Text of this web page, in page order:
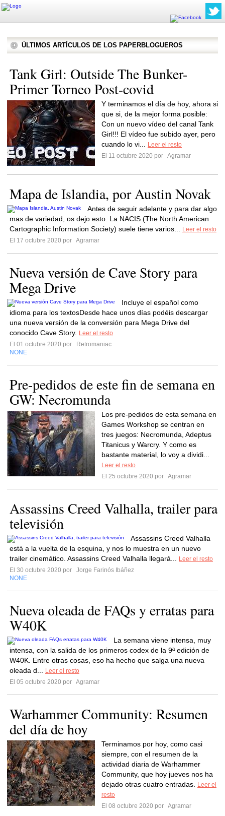
ÚLTIMOS ARTÍCULOS DE LOS PAPERBLOGUEROS
Tank Girl: Outside The Bunker-
Primer Torneo Post-covid
Y terminamos el día de hoy, ahora si
que si, de la mejor forma posible:
Con un nuevo vídeo del canal Tank
Girl!!! El vídeo fue subido ayer, pero
cuando lo vi...
Leer el resto
El 11 octubre 2020 por Agramar
Mapa de Islandia, por Austin Novak
Antes de seguir adelante y para dar algo
mas de variedad, os dejo esto. La NACIS (The North American
Cartographic Information Society) suele tiene varios...
Leer el resto
El 17 octubre 2020 por Agramar
Nueva versión de Cave Story para
Mega Drive
Incluye el español como
idioma para los textosDesde hace unos días podéis descargar
una nueva versión de la conversión para Mega Drive del
conocido Cave Story.
Leer el resto
El 01 octubre 2020 por
Retromaniac
NONE
Pre-pedidos de este fin de semana en
GW: Necromunda
Los pre-pedidos de esta semana en
Games Workshop se centran en
tres juegos: Necromunda, Adeptus
Titanicus y Warcry. Y como es
bastante material, lo voy a dividi...
Leer el resto
El 25 octubre 2020 por Agramar
Assassins Creed Valhalla, trailer para
televisión
Assassins Creed Valhalla
está a la vuelta de la esquina, y nos lo muestra en un nuevo
trailer cinemático. Assassins Creed Valhalla llegará...
Leer el resto
El 30 octubre 2020 por
Jorge Farinós Ibáñez
NONE
Nueva oleada de FAQs y erratas para
W40K
La semana viene intensa, muy
intensa, con la salida de los primeros codex de la 9ª edición de
W40K. Entre otras cosas, eso ha hecho que salga una nueva
oleada d...
Leer el resto
El 05 octubre 2020 por Agramar
Warhammer Community: Resumen
del día de hoy
Terminamos por hoy, como casi
siempre, con el resumen de la
actividad diaria de Warhammer
Community, que hoy jueves nos ha
dejado otras cuatro entradas.
Leer el
resto
El 08 octubre 2020 por Agramar